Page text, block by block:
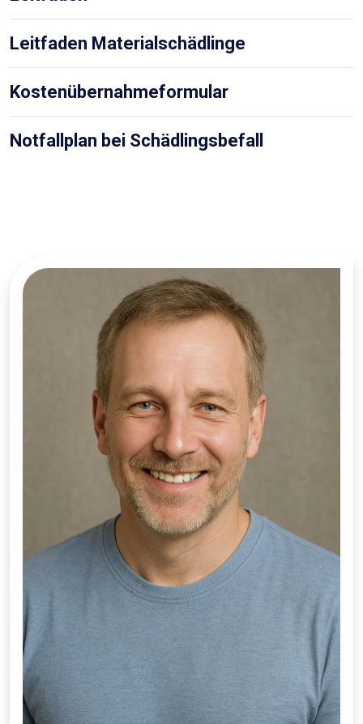
Leitfaden Materialschädlinge
Kostenübernahmeformular
Notfallplan bei Schädlingsbefall